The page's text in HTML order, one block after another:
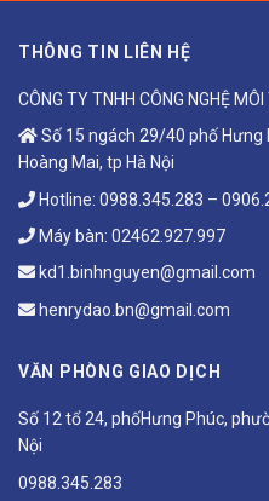
THÔNG TIN LIÊN HỆ
CÔNG TY TNHH CÔNG NGHỆ
Số 15 ngách 29/40 phố Hưng
Hoàng Mai, tp Hà Nội
Hotline: 0988.345.283 –
Máy bàn: 02462.927.997
kd1.binhnguyen@gmail.com
henrydao.bn@gmail.com
VĂN PHÒNG GIAO DỊCH
Số 12 tổ 24, phốHưng Phúc,
Nội
0988.345.283